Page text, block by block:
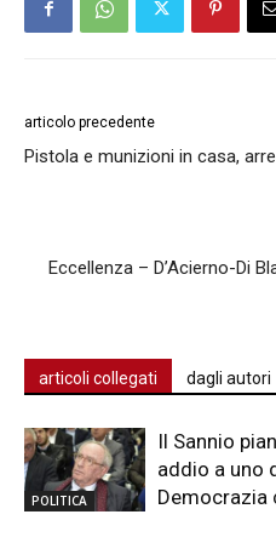
articolo precedente
Pistola e munizioni in casa,
Eccellenza – D’Acierno-Di
articoli collegati dagli autori
POLITICA
Il Sannio
addio a uno
Democrazia